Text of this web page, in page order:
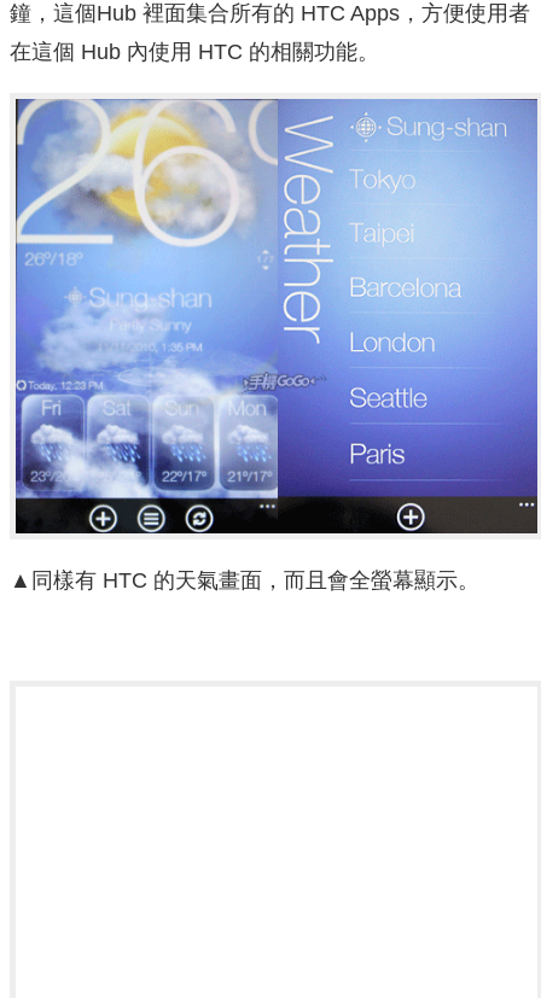
鐘，這個Hub 裡面集合所有的 HTC Apps，方便使用者
在這個 Hub 內使用 HTC 的相關功能。
▲同樣有 HTC 的天氣畫面，而且會全螢幕顯示。